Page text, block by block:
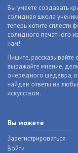
Вы умеете создавать
солидная школа
теперь хотите сплести
солидного печатного
нам!
Пишите, рассказывайте
выражайте мнение,
очередного шедевра,
найдем ответы на
искусством.
Вы можете
Зарегистрироваться
Войти